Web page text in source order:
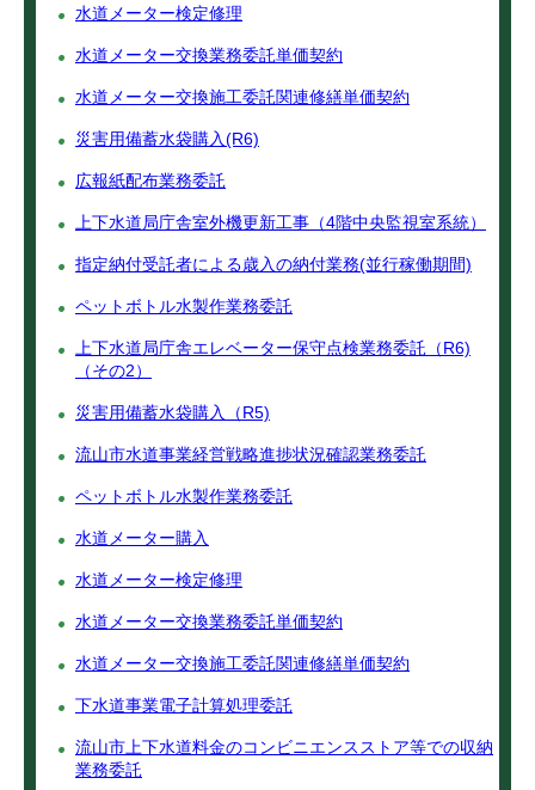
水道メーター検定修理
水道メーター交換業務委託単価契約
水道メーター交換施工委託関連修繕単価契約
災害用備蓄水袋購入(R6)
広報紙配布業務委託
上下水道局庁舎室外機更新工事（4階中央監視室系統）
指定納付受託者による歳入の納付業務(並行稼働期間)
ペットボトル水製作業務委託
上下水道局庁舎エレベーター保守点検業務委託（R6)
（その2）
災害用備蓄水袋購入（R5)
流山市水道事業経営戦略進捗状況確認業務委託
ペットボトル水製作業務委託
水道メーター購入
水道メーター検定修理
水道メーター交換業務委託単価契約
水道メーター交換施工委託関連修繕単価契約
下水道事業電子計算処理委託
流山市上下水道料金のコンビニエンスストア等での収納
業務委託